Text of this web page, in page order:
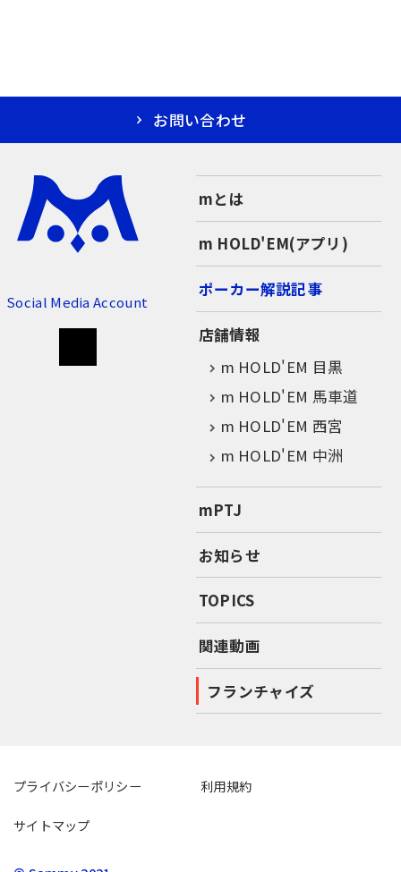
お問い合わせ
Social Media Account
mとは
m HOLD'EM(アプリ)
ポーカー解説記事
店舗情報
m HOLD'EM 目黒
m HOLD'EM 馬車道
m HOLD'EM 西宮
m HOLD'EM 中洲
mPTJ
お知らせ
TOPICS
関連動画
フランチャイズ
プライバシーポリシー 利用規約
サイトマップ